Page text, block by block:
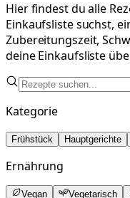
Hier findest du alle
Einkaufsliste suchst,
Zubereitungszeit,
deine Einkaufsliste
Kategorie
Frühstück Hauptgerichte
Ernährung
Vegan Vegetarisch